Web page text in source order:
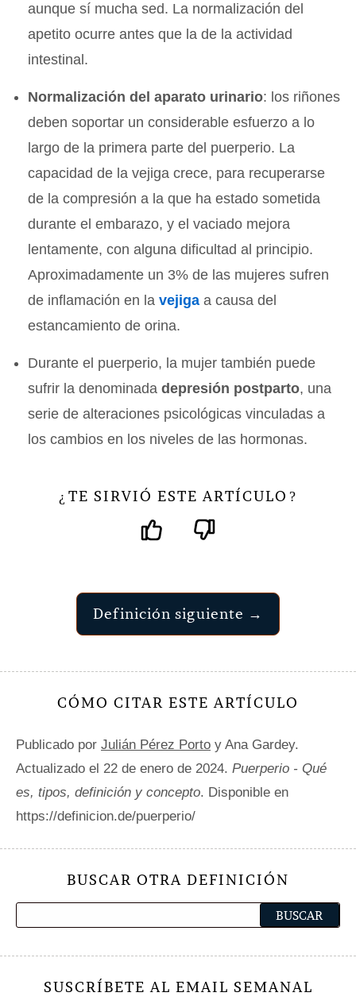
aunque sí mucha sed. La normalización del
apetito ocurre antes que la de la actividad
intestinal.
Normalización del aparato urinario: los riñones
deben soportar un considerable esfuerzo a lo
largo de la primera parte del puerperio. La
capacidad de la vejiga crece, para recuperarse
de la compresión a la que ha estado sometida
durante el embarazo, y el vaciado mejora
lentamente, con alguna dificultad al principio.
Aproximadamente un 3% de las mujeres sufren
de inflamación en lavejiga a causa del
estancamiento de orina.
Durante el puerperio, la mujer también puede
sufrir la denominadadepresión postparto, una
serie de alteraciones psicológicas vinculadas a
los cambios en los niveles de las hormonas.
¿ TE SIRVIÓ ESTE ARTÍCULO ?
Definición siguiente →
CÓMO CITAR ESTE ARTÍCULO
Publicado por Julián Pérez Porto y Ana Gardey.
Actualizado el 22 de enero de 2024. Puerperio - Qué
es, tipos, definición y concepto. Disponible en
https://definicion.de/puerperio/
BUSCAR OTRA DEFINICIÓN
SUSCRÍBETE AL EMAIL SEMANAL